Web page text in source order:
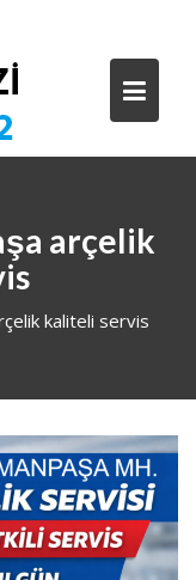
arçelik
kaliteli servis